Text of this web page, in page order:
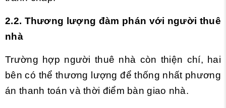
2.2. Thương lượng đàm phán với người thuê
nhà
Trường hợp người thuê nhà còn thiện chí, hai
bên có thể thương lượng để thống nhất phương
án thanh toán và thời điểm bàn giao nhà.